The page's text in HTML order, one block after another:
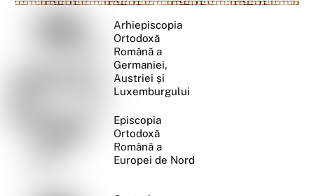
Arhiepiscopia
Ortodoxă
Română a
Germaniei,
Austriei și
Luxemburgului
Episcopia
Ortodoxă
Română a
Europei de Nord